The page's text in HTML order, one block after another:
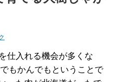
仕入れる機会が多くな
もかんでもということで